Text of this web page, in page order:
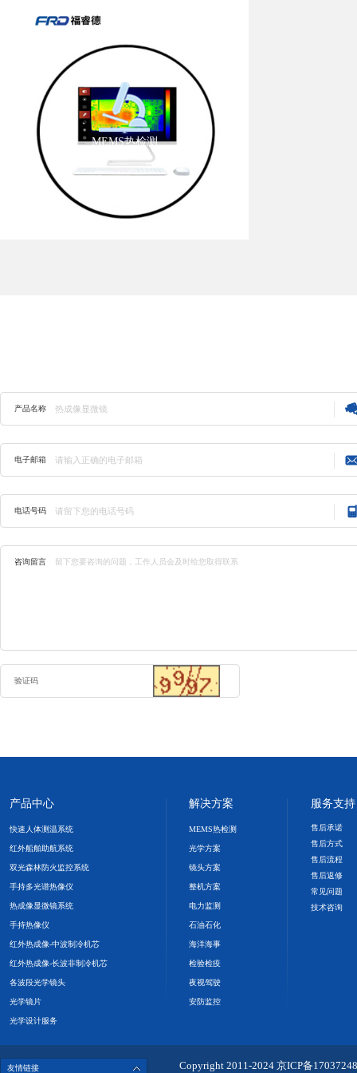
MEMS热检测
产品名称
电子邮箱
电话号码
咨询留言
验证码
产品中心
快速人体测温系统
红外船舶助航系统
双光森林防火监控系统
手持多光谱热像仪
热成像显微镜系统
手持热像仪
红外热成像-中波制冷机芯
红外热成像-长波非制冷机芯
各波段光学镜头
光学镜片
光学设计服务
解决方案
MEMS热检测
光学方案
镜头方案
整机方案
电力监测
石油石化
海洋海事
检验检疫
夜视驾驶
安防监控
服务支持
售后承诺
售后方式
售后流程
售后返修
常见问题
技术咨询
友情链接 Copyright 2011-2024 京ICP备